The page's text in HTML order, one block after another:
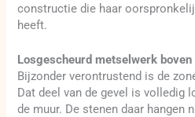
constructie die haar
heeft.
Losgescheurd metselwerk
Bijzonder verontrustend is de
Dat deel van de gevel is volledig
de muur. De stenen daar hangen